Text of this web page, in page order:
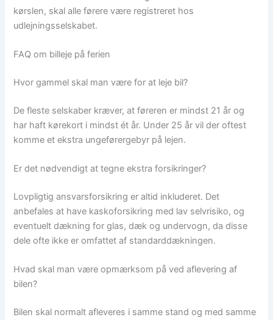
kørslen, skal alle førere være registreret hos
udlejningsselskabet.
FAQ om billeje på ferien
Hvor gammel skal man være for at leje bil?
De fleste selskaber kræver, at føreren er mindst 21 år og
har haft kørekort i mindst ét år. Under 25 år vil der oftest
komme et ekstra ungeførergebyr på lejen.
Er det nødvendigt at tegne ekstra forsikringer?
Lovpligtig ansvarsforsikring er altid inkluderet. Det
anbefales at have kaskoforsikring med lav selvrisiko, og
eventuelt dækning for glas, dæk og undervogn, da disse
dele ofte ikke er omfattet af standarddækningen.
Hvad skal man være opmærksom på ved aflevering af
bilen?
Bilen skal normalt afleveres i samme stand og med samme